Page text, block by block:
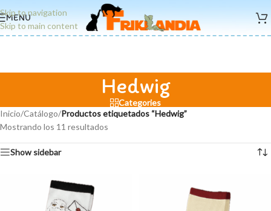
Skip to navigation
Skip to main content
MENU
Hedwig
Categories
Inicio/Catálogo/Productos etiquetados “Hedwig”
Mostrando los 11 resultados
Show sidebar